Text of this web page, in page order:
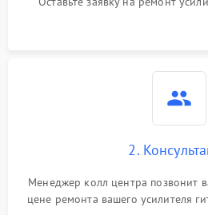
2.
Менеджер колл центра позвонит
цене ремонта вашего усилителя